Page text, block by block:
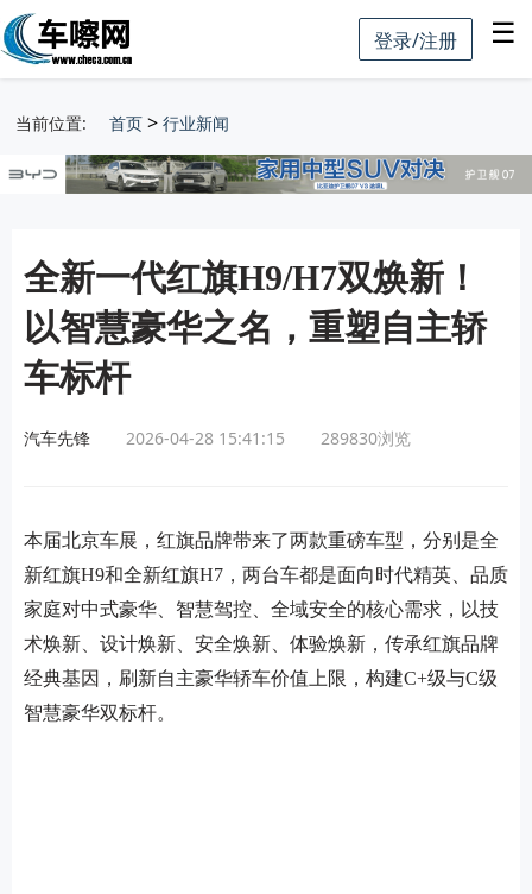
登录/注册 ☰
当前位置: 首页 > 行业新闻
全新一代红旗H9/H7双焕新！
以智慧豪华之名，重塑自主轿
车标杆
汽车先锋 2026-04-28 15:41:15 289830浏览
本届北京车展，红旗品牌带来了两款重磅车型，分别是全
新红旗H9和全新红旗H7，两台车都是面向时代精英、品质
家庭对中式豪华、智慧驾控、全域安全的核心需求，以技
术焕新、设计焕新、安全焕新、体验焕新，传承红旗品牌
经典基因，刷新自主豪华轿车价值上限，构建C+级与C级
智慧豪华双标杆。